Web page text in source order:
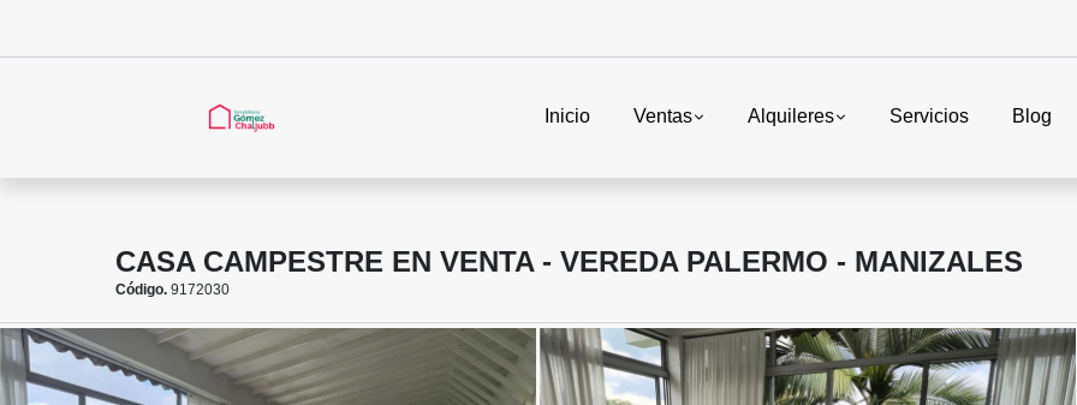
Inicio Ventas Alquileres Servicios Blog
CASA CAMPESTRE EN VENTA - VEREDA PALERMO - MANIZALES
Código. 9172030